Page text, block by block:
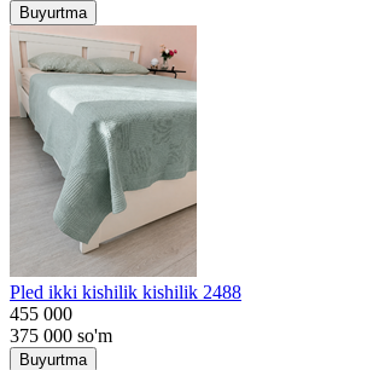
Buyurtma
Pled ikki kishilik kishilik 2488
455 000
375 000 so'm
Buyurtma